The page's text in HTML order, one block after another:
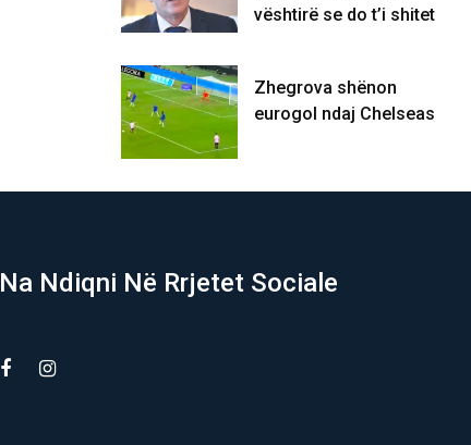
vështirë se do t’i shitet
Zhegrova shënon
eurogol ndaj Chelseas
Na Ndiqni Në Rrjetet Sociale